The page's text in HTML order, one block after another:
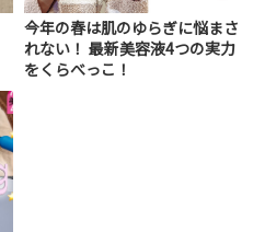
今年の春は肌のゆらぎに悩まさ
れない！ 最新美容液4つの実力
をくらべっこ！